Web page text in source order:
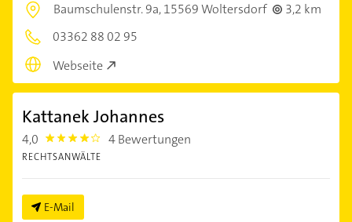
Baumschulenstr. 9a,15569 Woltersdorf
3,2 km
03362 88 02 95
Webseite
Kattanek Johannes
4,0 4.0 4 Bewertungen
RECHTSANWÄLTE
E-Mail